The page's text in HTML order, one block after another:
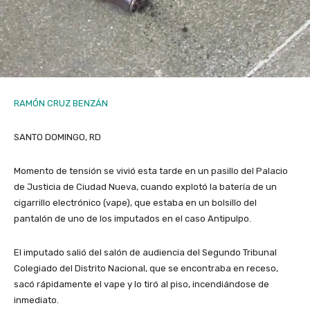
RAMÓN CRUZ BENZÁN
SANTO DOMINGO, RD
Momento de tensión se vivió esta tarde en un pasillo del Palacio
de Justicia de Ciudad Nueva, cuando explotó la batería de un
cigarrillo electrónico (vape), que estaba en un bolsillo del
pantalón de uno de los imputados en el caso Antipulpo.
El imputado salió del salón de audiencia del Segundo Tribunal
Colegiado del Distrito Nacional, que se encontraba en receso,
sacó rápidamente el vape y lo tiró al piso, incendiándose de
inmediato.